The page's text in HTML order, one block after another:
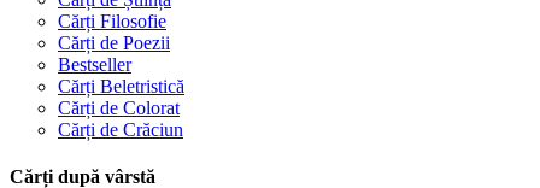
Cărți Filosofie
Cărți de Poezii
Bestseller
Cărți Beletristică
Cărți de Colorat
Cărți de Crăciun
Cărți după vârstă